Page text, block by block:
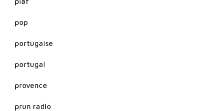
pop
portugaise
portugal
provence
prun radio